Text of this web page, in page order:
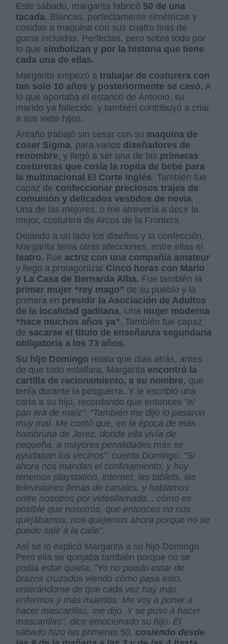
Este sábado, margarita fabricó 50 de una
tacada. Blancas, perfectamente simétricas y
cosidas a maquina con sus cuatro tiras de
goma incluidas. Perfectas, pero sobre todo por
lo que simbolizan y por la historia que tiene
cada una de ellas.
Margarita empezó atrabajar de costurera con
tan solo 10 años y posteriormente se casó. A
lo que aportaba el estanco de Antonio, su
marido ya fallecido, y también contribuyó a criar
a sus siete hijos.
Antaño trabajó sin cesar con su maquina de
coser Sigma, para varios diseñadores de
renombre, y llegó a ser una de las primeras
costureras que cosía la ropita de bebé para
la multinacional El Corte Inglés. También fue
capaz de confeccionar preciosos trajes de
comunión y delicados vestidos de novia.
Una de las mejores, o me atrevería a decir la
mejor, costurera de Arcos de la Frontera.
Dejando a un lado los diseños y la confección,
Margarita tenia otras afecciones, entre ellas el
teatro. Fue actriz con una compañíaamateur
y llego a protagonizar Cinco horas con Mario
y La Casa de Bernarda Alba. Fue también la
primer mujer “rey mago” de su pueblo y la
primera en presidir la Asociación de Adultos
de la localidad gaditana. Una mujer moderna
“hace muchos años ya”. También fue capaz
de sacarse el titulo de enseñanza segundaria
obligatoria a los 73 años.
Su hijo Domingo relata que días atrás, antes
de que todo estallara, Margarita encontró la
cartilla de racionamiento, a su nombre, que
tenía durante la posguerra. Y le escribió una
carta a su hijo, recordando que entonces "el
pan era de maíz". "También me dijo lo pasaron
muy mal. Me contó que, en la época de más
hambruna de Jerez, donde ella vivía de
pequeña, a mayores penalidades más se
ayudaban los vecinos". cuenta Domingo. "Si
ahora nos mandan el confinamiento, y hoy
tenemos playstation, internet, las tablets, las
televisiones llenas de canales, y hablamos
entre nosotros por videollamada... cómo es
posible que nosotros, que entonces no nos
quejábamos, nos quejemos ahora porque no se
puede salir a la calle".
Así se lo explicó Margarita a su hijo Domingo.
Pero ella se quejaba también porque no se
podía estar quieta. "Yo no puedo estar de
brazos cruzados viendo cómo pasa esto,
enterándome de que cada vez hay más
enfermos y más muertos. Me voy a poner a
hacer mascarillas, me dijo. Y se puso a hacer
mascarillas", dice emocionado su hijo. El
sábado hizo las primeras 50, cosiendo desde